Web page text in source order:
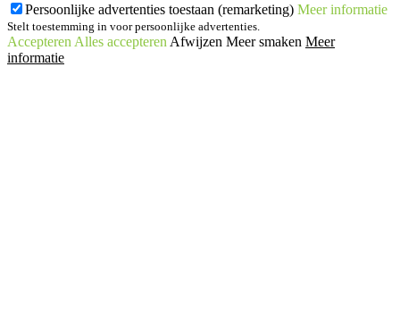
Persoonlijke advertenties toestaan (remarketing) Meer informatie
Stelt toestemming in voor persoonlijke advertenties.
Accepteren Alles accepteren Afwijzen Meer smaken Meer
informatie